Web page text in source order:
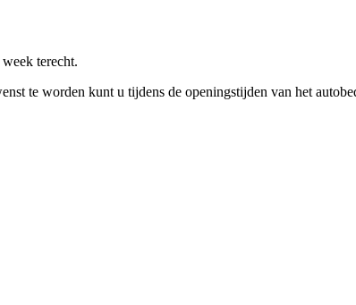
terecht.
te worden kunt u tijdens de openingstijden van het